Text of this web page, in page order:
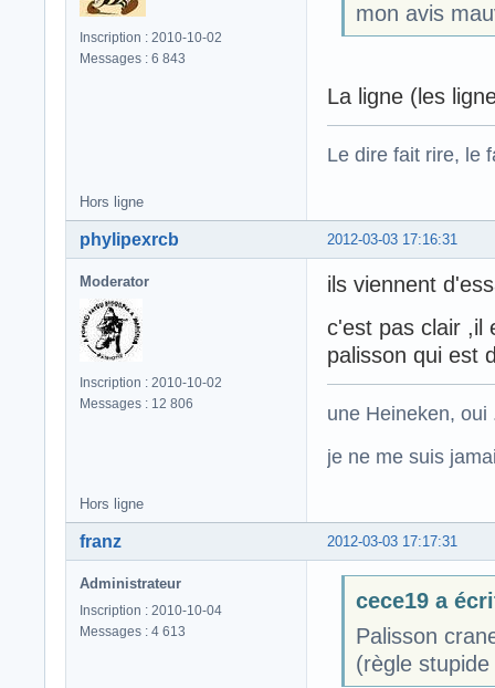
Inscription : 2010-10-02
Messages : 6 843
mon avis
La ligne (les
Le dire fait rire, le
Hors ligne
2012-03-03 17:16:31
phylipexrcb
Moderator
Inscription : 2010-10-02
Messages : 12 806
ils viennent
c'est pas clair ,il
palisson qui est
une Heineken,
je ne me suis
Hors ligne
2012-03-03 17:17:31
franz
Administrateur
Inscription : 2010-10-04
Messages : 4 613
cece19 a
Palisson
(règle